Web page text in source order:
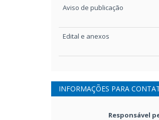
Aviso de publicação
Edital e anexos
INFORMAÇÕES PARA
Responsável